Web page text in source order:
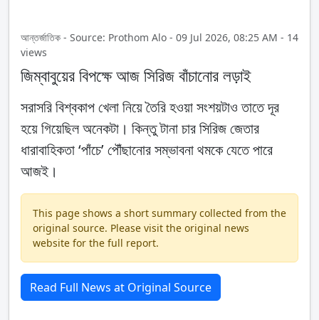
আন্তর্জাতিক - Source: Prothom Alo - 09 Jul 2026, 08:25 AM - 14
views
জিম্বাবুয়ের বিপক্ষে আজ সিরিজ বাঁচানোর লড়াই
সরাসরি বিশ্বকাপ খেলা নিয়ে তৈরি হওয়া সংশয়টাও তাতে দূর
হয়ে গিয়েছিল অনেকটা। কিন্তু টানা চার সিরিজ জেতার
ধারাবাহিকতা ‘পাঁচে’ পৌঁছানোর সম্ভাবনা থমকে যেতে পারে
আজই।
This page shows a short summary collected from the
original source. Please visit the original news
website for the full report.
Read Full News at Original Source